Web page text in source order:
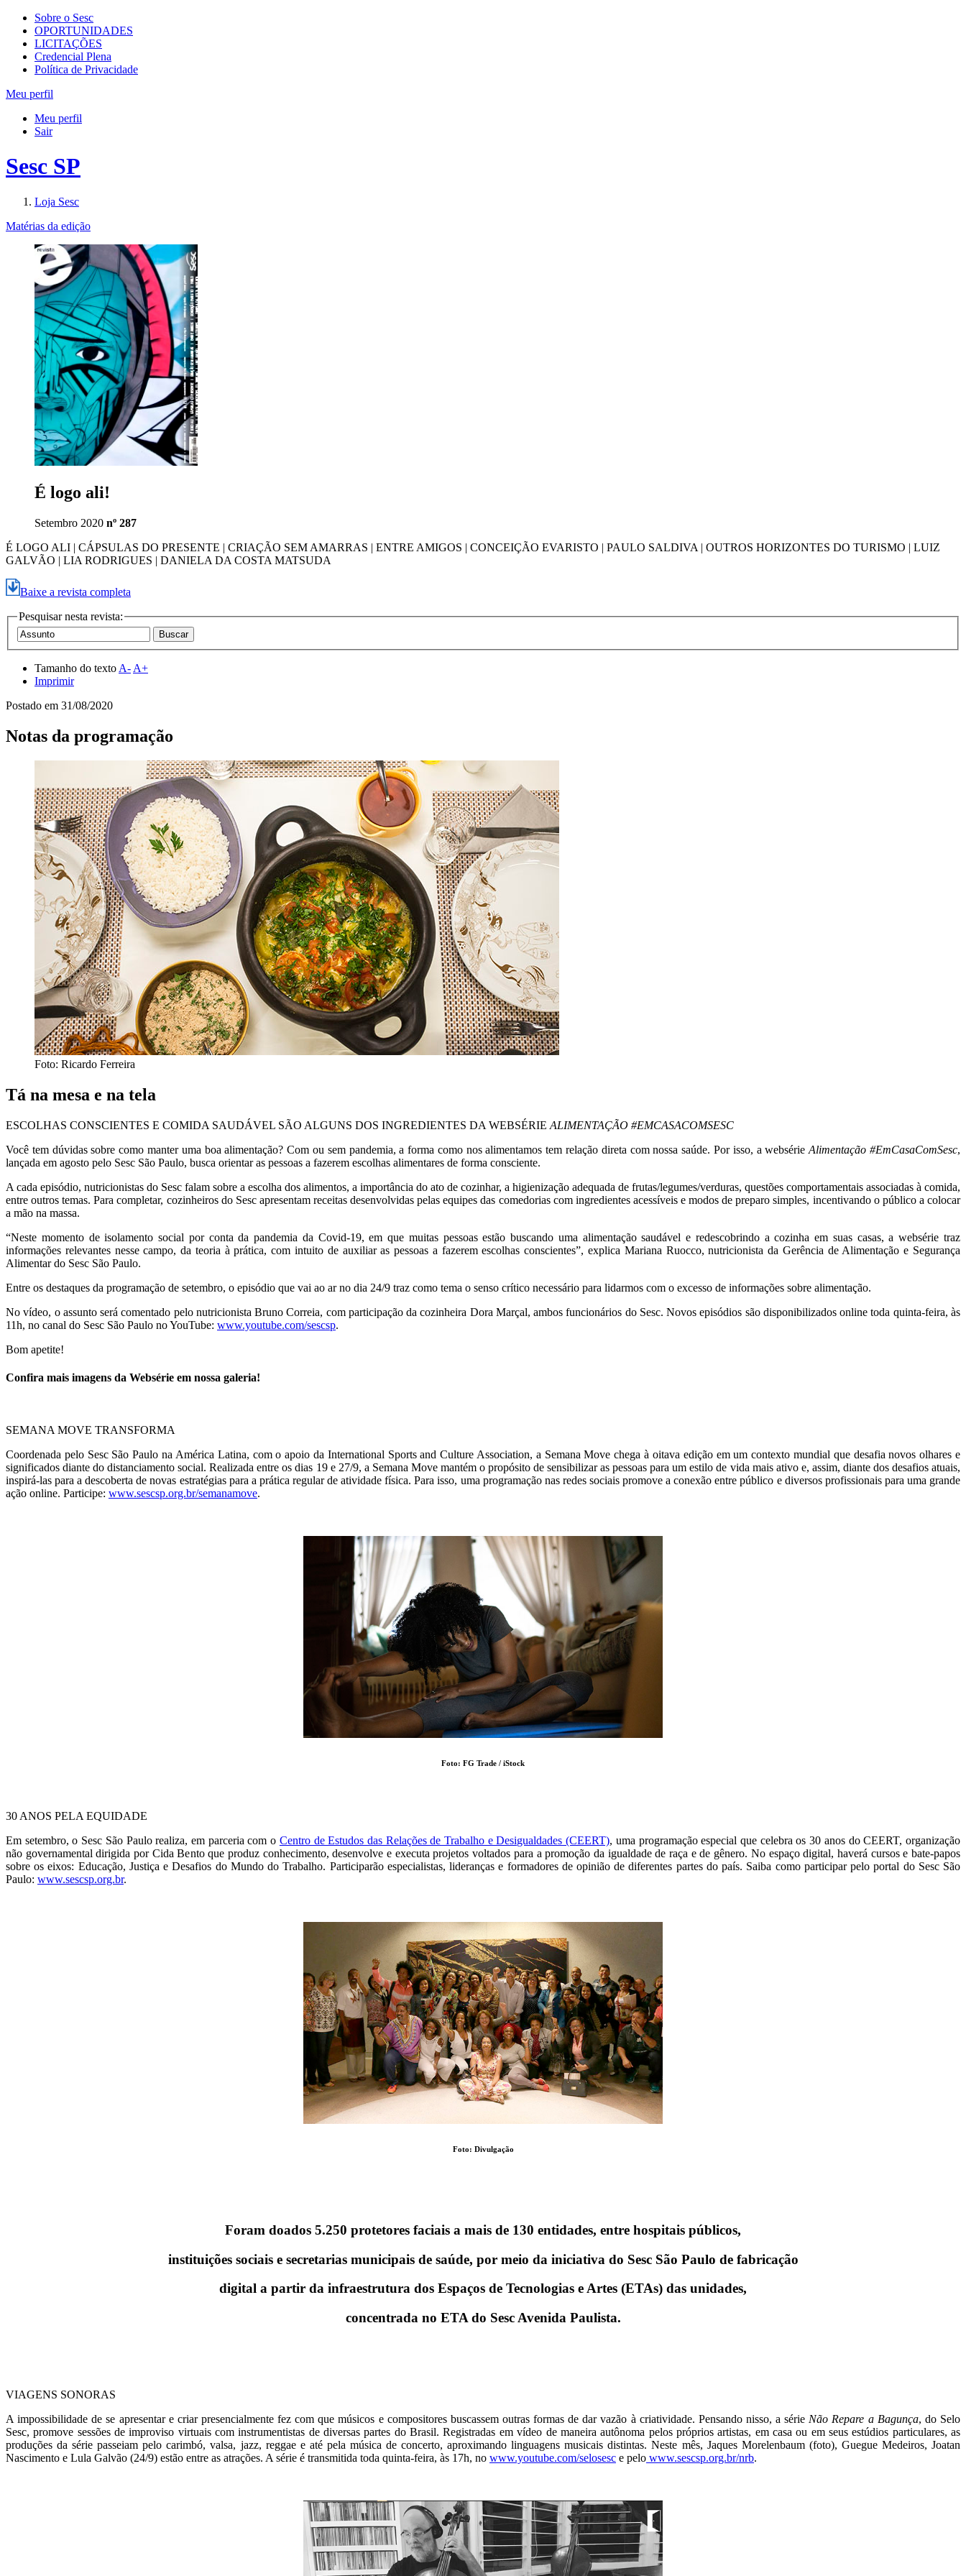
Sobre o Sesc
OPORTUNIDADES
LICITAÇÕES
Credencial Plena
Política de Privacidade
Meu perfil
Meu perfil
Sair
Sesc SP
Loja Sesc
Matérias da edição
É logo ali!
Setembro 2020 nº 287
É LOGO ALI | CÁPSULAS DO PRESENTE | CRIAÇÃO SEM AMARRAS | ENTRE AMIGOS | CONCEIÇÃO EVARISTO | PAULO SALDIVA | OUTROS HORIZONTES DO TURISMO | LUIZ
GALVÃO | LIA RODRIGUES | DANIELA DA COSTA MATSUDA
Baixe a revista completa
Pesquisar nesta revista:
Tamanho do texto A- A+
Imprimir
Postado em 31/08/2020
Notas da programação
Foto: Ricardo Ferreira
Tá na mesa e na tela
ESCOLHAS CONSCIENTES E COMIDA SAUDÁVEL SÃO ALGUNS DOS INGREDIENTES DA WEBSÉRIE ALIMENTAÇÃO #EMCASACOMSESC
Você tem dúvidas sobre como manter uma boa alimentação? Com ou sem pandemia, a forma como nos alimentamos tem relação direta com nossa saúde. Por isso, a websérieAlimentação #EmCasaComSesc,
lançada em agosto pelo Sesc São Paulo, busca orientar as pessoas a fazerem escolhas alimentares de forma consciente.
A cada episódio, nutricionistas do Sesc falam sobre a escolha dos alimentos, a importância do ato de cozinhar, a higienização adequada de frutas/legumes/verduras, questões comportamentais associadas à comida,
entre outros temas. Para completar, cozinheiros do Sesc apresentam receitas desenvolvidas pelas equipes das comedorias com ingredientes acessíveis e modos de preparo simples, incentivando o público a colocar
a mão na massa.
“Neste momento de isolamento social por conta da pandemia da Covid-19, em que muitas pessoas estão buscando uma alimentação saudável e redescobrindo a cozinha em suas casas, a websérie traz
informações relevantes nesse campo, da teoria à prática, com intuito de auxiliar as pessoas a fazerem escolhas conscientes”, explica Mariana Ruocco, nutricionista da Gerência de Alimentação e Segurança
Alimentar do Sesc São Paulo.
Entre os destaques da programação de setembro, o episódio que vai ao ar no dia 24/9 traz como tema o senso crítico necessário para lidarmos com o excesso de informações sobre alimentação.
No vídeo, o assunto será comentado pelo nutricionista Bruno Correia, com participação da cozinheira Dora Marçal, ambos funcionários do Sesc. Novos episódios são disponibilizados online toda quinta-feira, às
11h, no canal do Sesc São Paulo no YouTube: www.youtube.com/sescsp.
Bom apetite!
Confira mais imagens da Websérie em nossa galeria!
SEMANA MOVE TRANSFORMA
Coordenada pelo Sesc São Paulo na América Latina, com o apoio da International Sports and Culture Association, a Semana Move chega à oitava edição em um contexto mundial que desafia novos olhares e
significados diante do distanciamento social. Realizada entre os dias 19 e 27/9, a Semana Move mantém o propósito de sensibilizar as pessoas para um estilo de vida mais ativo e, assim, diante dos desafios atuais,
inspirá-las para a descoberta de novas estratégias para a prática regular de atividade física. Para isso, uma programação nas redes sociais promove a conexão entre público e diversos profissionais para uma grande
ação online. Participe: www.sescsp.org.br/semanamove.
Foto: FG Trade / iStock
30 ANOS PELA EQUIDADE
Em setembro, o Sesc São Paulo realiza, em parceria com o Centro de Estudos das Relações de Trabalho e Desigualdades (CEERT), uma programação especial que celebra os 30 anos do CEERT, organização
não governamental dirigida por Cida Bento que produz conhecimento, desenvolve e executa projetos voltados para a promoção da igualdade de raça e de gênero. No espaço digital, haverá cursos e bate-papos
sobre os eixos: Educação, Justiça e Desafios do Mundo do Trabalho. Participarão especialistas, lideranças e formadores de opinião de diferentes partes do país. Saiba como participar pelo portal do Sesc São
Paulo: www.sescsp.org.br.
Foto: Divulgação
Foram doados 5.250 protetores faciais a mais de 130 entidades, entre hospitais públicos,
instituições sociais e secretarias municipais de saúde, por meio da iniciativa do Sesc São Paulo de fabricação
digital a partir da infraestrutura dos Espaços de Tecnologias e Artes (ETAs) das unidades,
concentrada no ETA do Sesc Avenida Paulista.
VIAGENS SONORAS
A impossibilidade de se apresentar e criar presencialmente fez com que músicos e compositores buscassem outras formas de dar vazão à criatividade. Pensando nisso, a série Não Repare a Bagunça, do Selo
Sesc, promove sessões de improviso virtuais com instrumentistas de diversas partes do Brasil. Registradas em vídeo de maneira autônoma pelos próprios artistas, em casa ou em seus estúdios particulares, as
produções da série passeiam pelo carimbó, valsa, jazz, reggae e até pela música de concerto, aproximando linguagens musicais distintas. Neste mês, Jaques Morelenbaum (foto), Guegue Medeiros, Joatan
Nascimento e Lula Galvão (24/9) estão entre as atrações. A série é transmitida toda quinta-feira, às 17h, no www.youtube.com/selosesc e pelo www.sescsp.org.br/nrb.